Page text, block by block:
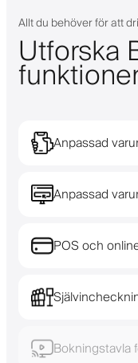
Allt du behöver för att
Utforska
Anpassad
Anpassad
POS och
Bokningstavla